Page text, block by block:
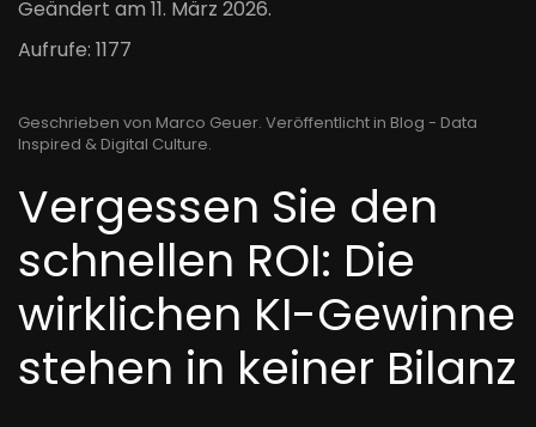
Geändert am 11. März 2026.
Aufrufe: 1177
Geschrieben von Marco Geuer. Veröffentlicht in Blog - Data
Inspired & Digital Culture.
Vergessen Sie den
schnellen ROI: Die
wirklichen KI-Gewinne
stehen in keiner Bilanz